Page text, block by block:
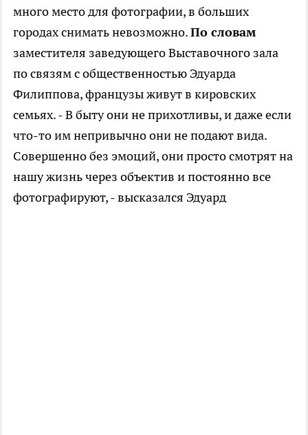
много место для фотографии, в больших
городах снимать невозможно.По словам
заместителя заведующего Выставочного зала
по связям с общественностью Эдуарда
Филиппова, французы живут в кировских
семьях. - В быту они не прихотливы, и даже если
что-то им непривычно они не подают вида.
Совершенно без эмоций, они просто смотрят на
нашу жизнь через объектив и постоянно все
фотографируют, - высказался Эдуард